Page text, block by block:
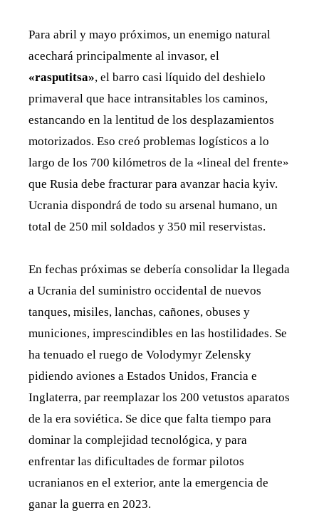
Para abril y mayo próximos, un enemigo natural
acechará principalmente al invasor, el
«rasputitsa», el barro casi líquido del deshielo
primaveral que hace intransitables los caminos,
estancando en la lentitud de los desplazamientos
motorizados. Eso creó problemas logísticos a lo
largo de los 700 kilómetros de la «lineal del frente»
que Rusia debe fracturar para avanzar hacia kyiv.
Ucrania dispondrá de todo su arsenal humano, un
total de 250 mil soldados y 350 mil reservistas.
En fechas próximas se debería consolidar la llegada
a Ucrania del suministro occidental de nuevos
tanques, misiles, lanchas, cañones, obuses y
municiones, imprescindibles en las hostilidades. Se
ha tenuado el ruego de Volodymyr Zelensky
pidiendo aviones a Estados Unidos, Francia e
Inglaterra, par reemplazar los 200 vetustos aparatos
de la era soviética. Se dice que falta tiempo para
dominar la complejidad tecnológica, y para
enfrentar las dificultades de formar pilotos
ucranianos en el exterior, ante la emergencia de
ganar la guerra en 2023.